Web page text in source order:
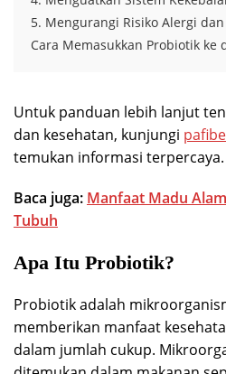
5. Mengurangi Risiko Alergi
Cara Memasukkan Probiotik ke
Untuk panduan lebih lanjut
dan kesehatan, kunjungi
temukan informasi terpercaya.
Baca juga: Manfaat Madu
Tubuh
Apa Itu Probiotik?
Probiotik adalah
memberikan manfaat
dalam jumlah cukup.